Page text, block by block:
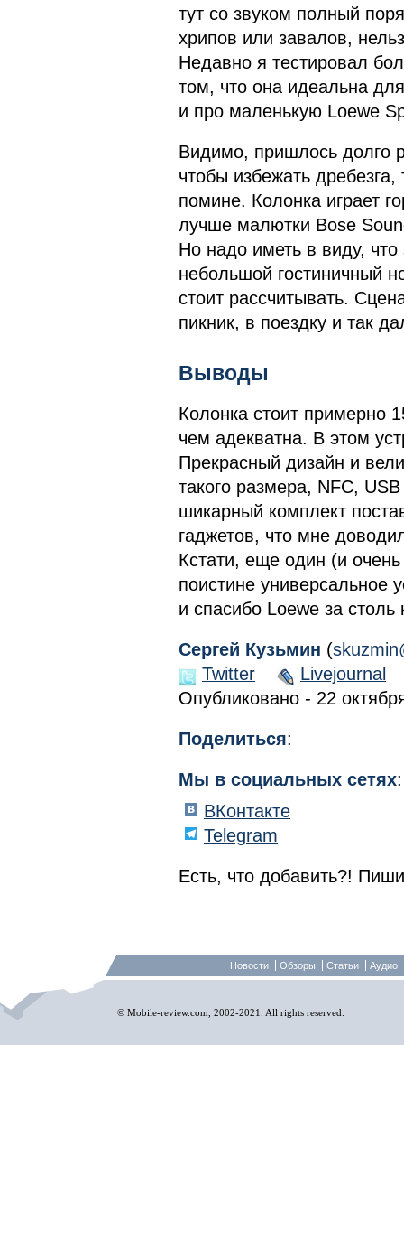
тут со звуком полный
хрипов или завалов,
Недавно я тестировал
том, что она идеальна
и про маленькую Loewe
Видимо, пришлось долго
чтобы избежать
помине. Колонка играет
лучше малютки Bose
Но надо иметь в виду, что
небольшой гостиничный
стоит рассчитывать.
пикник, в поездку и так
Выводы
Колонка стоит примерно
чем адекватна. В этом
Прекрасный дизайн и
такого размера, NFC,
шикарный комплект
гаджетов, что мне
Кстати, еще один (и
поистине универсальное
и спасибо Loewe за столь
Сергей Кузьмин (
Twitter
Livejournal
Опубликовано - 22
Поделиться:
Мы в социальных сетях:
ВКонтакте
Telegram
Есть, что добавить?!
Новости Обзоры Статьи Аудио
© Mobile-review.com, 2002-2021. All rights reserved.